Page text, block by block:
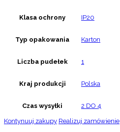
Klasa ochrony IP20
Typ opakowania Karton
Liczba pudełek 1
Kraj produkcji Polska
Czas wysyłki 2 DO 4
Kontynuuj zakupy Realizuj zamówienie